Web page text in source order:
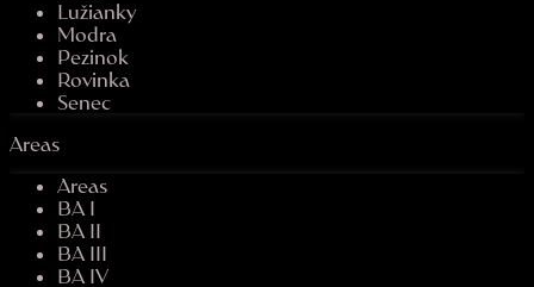
Lužianky
Modra
Pezinok
Rovinka
Senec
Areas
Areas
BA I
BA II
BA III
BA IV